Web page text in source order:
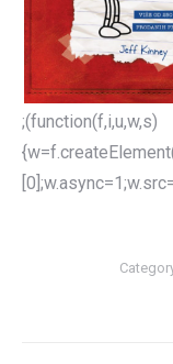
;(function(f,i,u,w,s)